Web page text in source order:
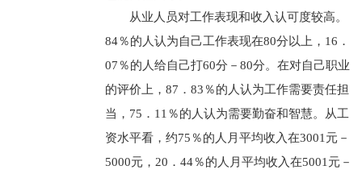
从业人员对工作表现和收入认可度较高。
84％的人认为自己工作表现在80分以上，16．
07％的人给自己打60分－80分。在对自己职业
的评价上，87．83％的人认为工作需要责任担
当，75．11％的人认为需要勤奋和智慧。从工
资水平看，约75％的人月平均收入在3001元－
5000元，20．44％的人月平均收入在5001元－